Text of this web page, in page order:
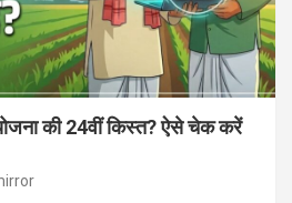
की 24वीं किस्त? ऐसे चेक करें